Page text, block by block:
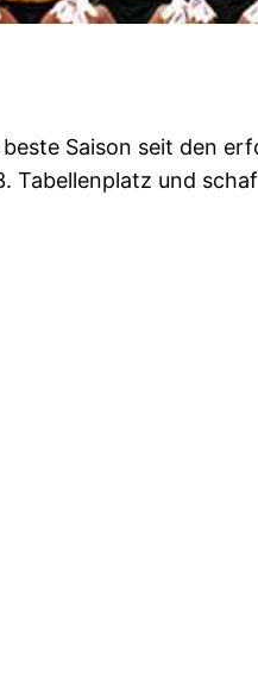
Saison seit den
Tabellenplatz und